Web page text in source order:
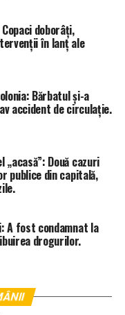
doborâți,
în lanț ale
Bărbatul și-a
accident de circulație.
„acasă”: Două cazuri
publice din capitală,
A fost condamnat la
drogurilor.